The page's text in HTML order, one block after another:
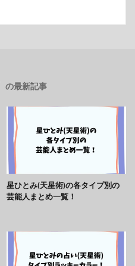
の最新記事
星ひとみ(天星術)の各タイプ別の
芸能人まとめ一覧！